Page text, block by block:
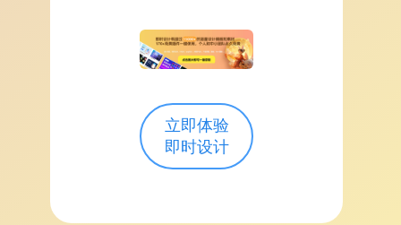
立即体验
即时设计